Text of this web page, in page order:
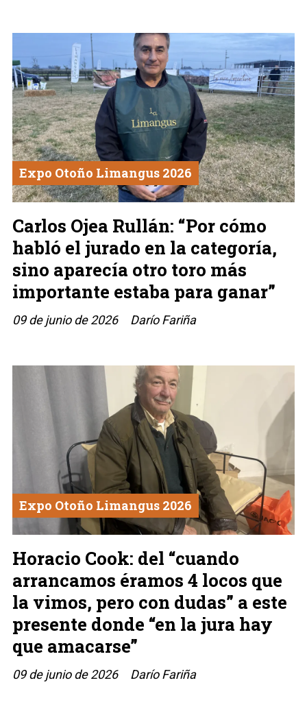
Carlos Ojea Rullán: “Por cómo
habló el jurado en la categoría,
sino aparecía otro toro más
importante estaba para ganar”
Darío Fariña
Expo Otoño Limangus 2026
09 de junio de 2026
Horacio Cook: del “cuando
arrancamos éramos 4 locos que
la vimos, pero con dudas” a este
presente donde “en la jura hay
que amacarse”
Darío Fariña
Expo Otoño Limangus 2026
09 de junio de 2026